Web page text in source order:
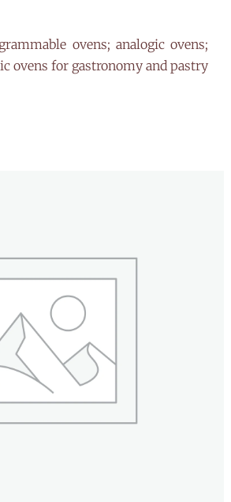
ovens; analogic ovens;
ovens for gastronomy and pastry.